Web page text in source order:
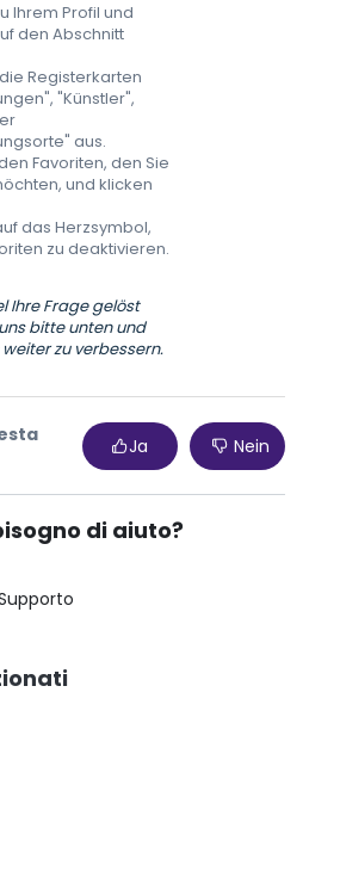
Ihrem Profil und
den Abschnitt
Registerkarten
"Künstler",
aus.
Favoriten, den Sie
und klicken
das Herzsymbol,
zu deaktivieren.
Ihre Frage gelöst
bitte unten und
zu verbessern.
Ja Nein
di aiuto?